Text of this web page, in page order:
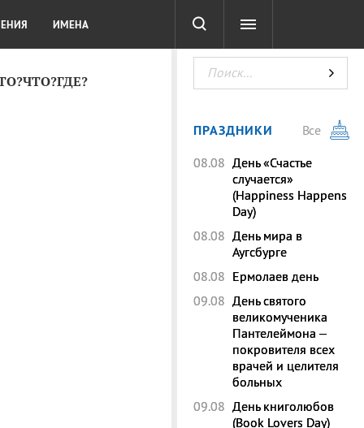
ТЕСТЫ
ИМЕНА
ПРАЗДНИКИ
Все
08.08 День «Счастье
случается»
(Happiness Happens
Day)
08.08 День мира в
Аугсбурге
08.08 Ермолаев день
09.08 День святого
великомученика
Пантелеймона –
покровителя всех
врачей и целителя
больных
09.08 День книголюбов
(Book Lovers Day)